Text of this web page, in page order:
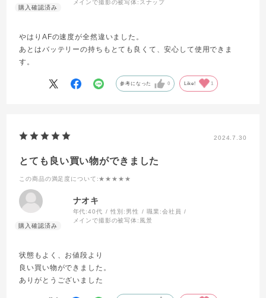
メインで撮影の被写体: スナップ
やはりAFの速度が全然違いました。
あとはバッテリーの持ちもとても良くて、安心して使用できま
す。
参考になった 0 Like! 1
2024.7.30
とても良い買い物ができました
この商品の満足度について :★★★★★
ナオキ
年代:40代 性別: 男性 職業:会社員
メインで撮影の被写体: 風景
状態もよく、お値段より
良い買い物ができました。
ありがとうございました